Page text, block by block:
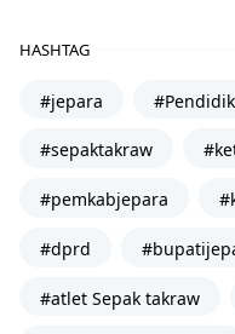
HASHTAG
#jepara
#sepaktakraw
#pemkabjepara
#dprd
#atlet Sepak takraw